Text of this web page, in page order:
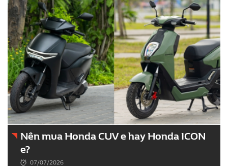
Đánh Giá Honda CUV e Từ Góc Nhìn
Chuyên Gia: Có Thực Sự Đáng Mua?
03/07/2026